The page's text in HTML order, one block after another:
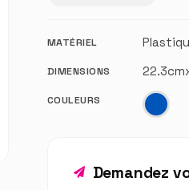
MATÉRIEL
DIMENSIONS
COULEURS
Demandez